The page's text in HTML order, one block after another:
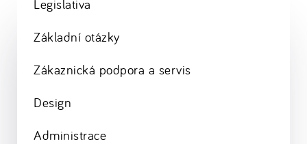
Legislativa
Základní otázky
Zákaznická podpora a servis
Design
Administrace